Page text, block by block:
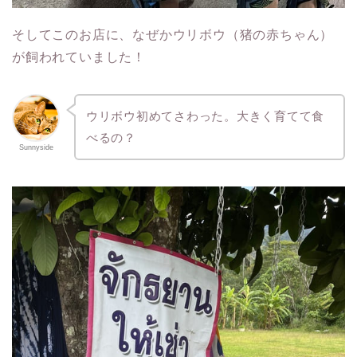
そしてこのお店に、なぜかウリボウ（猪の赤ちゃん）
が飼われていました！
Sunnyside
ウリボウ初めてさわった。大きく育てて食
べるの？